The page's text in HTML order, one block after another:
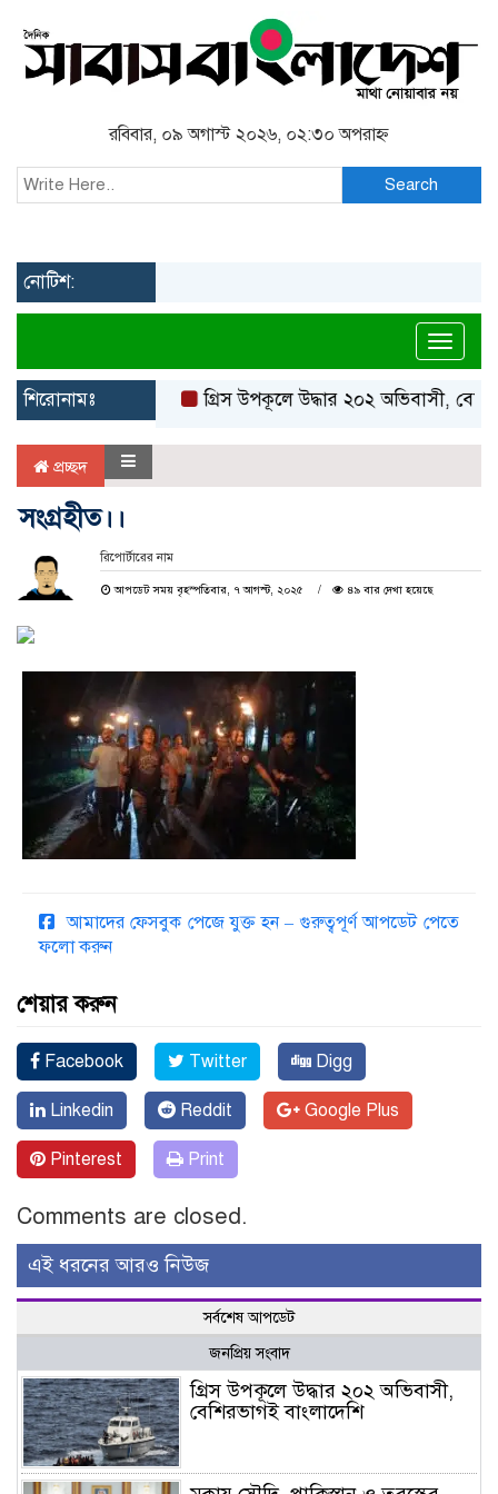
রবিবার, ০৯ অগাস্ট ২০২৬, ০২:৩০ অপরাহ্ন
Search
নোটিশ:
শিরোনামঃ গ্রিস উপকূলে উদ্ধার ২০২ অভিবাসী,
প্রচ্ছদ
সংগ্রহীত।।
রিপোর্টারের নাম
আপডেট সময় বৃহস্পতিবার, ৭ আগস্ট, ২০২৫ ৪৯ বার দেখা হয়েছে
আমাদের ফেসবুক পেজে যুক্ত হন – গুরুত্বপূর্ণ আপডেট পেতে
ফলো করুন
শেয়ার করুন
Facebook Twitter Digg
Linkedin Reddit Google Plus
Pinterest Print
Comments are closed.
এই ধরনের আরও নিউজ
সর্বশেষ আপডেট
জনপ্রিয় সংবাদ
গ্রিস উপকূলে উদ্ধার ২০২ অভিবাসী,
বেশিরভাগই বাংলাদেশি